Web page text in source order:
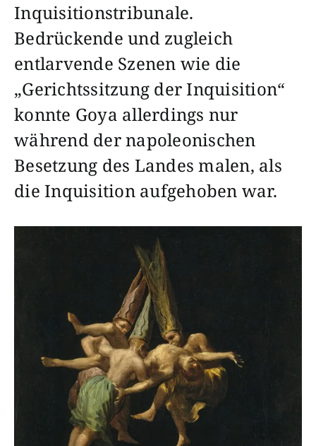
Inquisitionstribunale.
Bedrückende und zugleich
entlarvende Szenen wie die
„Gerichtssitzung der Inquisition“
konnte Goya allerdings nur
während der napoleonischen
Besetzung des Landes malen, als
die Inquisition aufgehoben war.